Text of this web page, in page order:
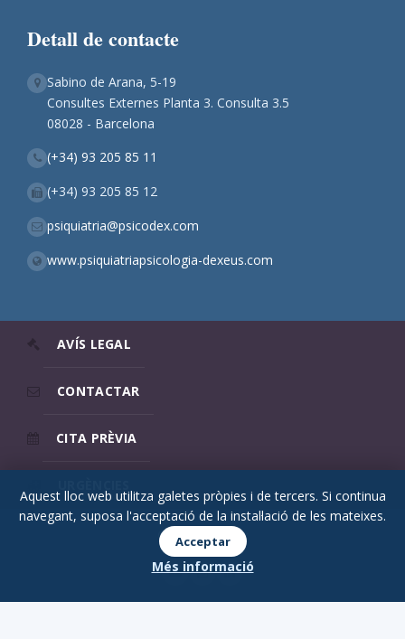
Detall de contacte
Sabino de Arana, 5-19
Consultes Externes Planta 3. Consulta 3.5
08028 - Barcelona
(+34) 93 205 85 11
(+34) 93 205 85 12
psiquiatria@psicodex.com
www.psiquiatriapsicologia-dexeus.com
AVÍS LEGAL
CONTACTAR
CITA PRÈVIA
© 2026 Psicodex
Aquest lloc web utilitza galetes pròpies i de tercers. Si continua
navegant, suposa l'acceptació de la instal·lació de les mateixes.
Acceptar
Més informació